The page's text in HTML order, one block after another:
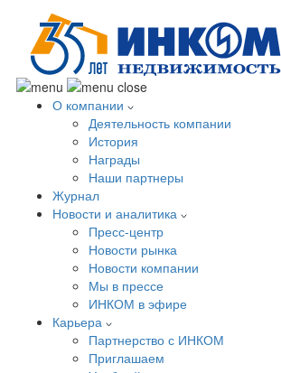
О компании
Деятельность компании
История
Награды
Наши партнеры
Журнал
Новости и аналитика
Пресс-центр
Новости рынка
Новости компании
Мы в прессе
ИНКОМ в эфире
Карьера
Партнерство с ИНКОМ
Приглашаем